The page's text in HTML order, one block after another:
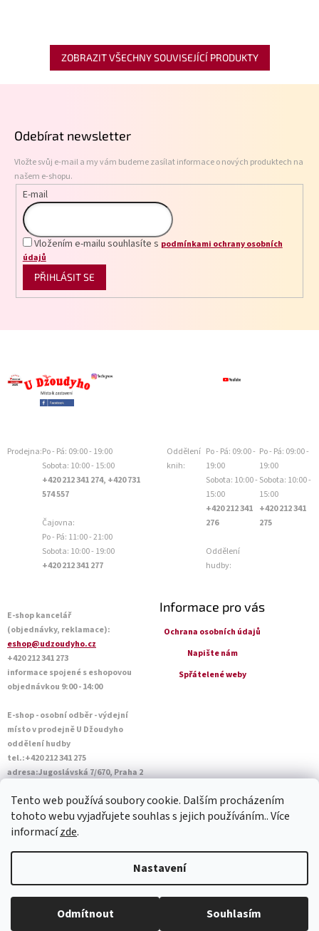
Tento web používá soubory cookie. Dalším procházením
tohoto webu vyjadřujete souhlas s jejich používáním.. Více
informacízde.
Nastavení
Odmítnout Souhlasím
ZOBRAZIT VŠECHNY SOUVISEJÍCÍ PRODUKTY
Odebírat newsletter
Vložte svůj e-mail a my vám budeme zasílat informace o nových produktech na
našem e-shopu.
E-mail
Vložením e-mailu souhlasíte s podmínkami ochrany osobních
údajů
PŘIHLÁSIT SE
Prodejna:Po - Pá: 09:00 - 19:00
Sobota: 10:00 - 15:00
+420 212 341 274, +420 731
574 557
Čajovna:
Po - Pá: 11:00 - 21:00
Sobota: 10:00 - 19:00
+420 212 341 277
Oddělení
knih:
Po - Pá: 09:00 -
19:00
Sobota: 10:00 -
15:00
+420 212 341
276
Oddělení
hudby:
Po - Pá: 09:00 -
19:00
Sobota: 10:00 -
15:00
+420 212 341
275
E-shop kancelář
(objednávky, reklamace):
eshop@udzoudyho.cz
+420 212 341 273
informace spojené s eshopovou
objednávkou 9:00 - 14:00
E-shop - osobní odběr - výdejní
místo v prodejně U Džoudyho
oddělení hudby
tel.:+420 212 341 275
adresa:Jugoslávská 7/670, Praha 2
Sobota: 10:00 - 14:45
Informace pro vás
Ochrana osobních údajů
Napište nám
Spřátelené weby
Copyright 2026U Džoudyho. Všechna práva vyhrazena.